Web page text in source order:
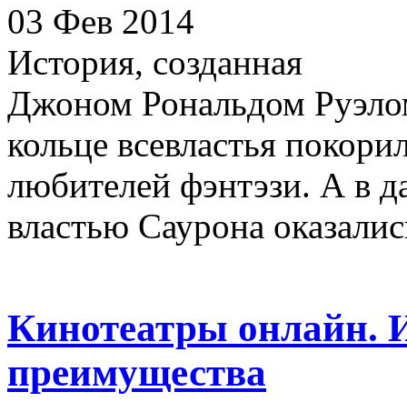
03 Фев 2014
История, созданная
Джоном Рональдом
кольце всевластья
любителей фэнтэзи. А в
властью Саурона
Кинотеатры онлайн.
преимущества